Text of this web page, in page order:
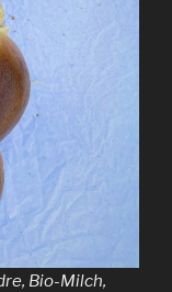
Bio-Milch,